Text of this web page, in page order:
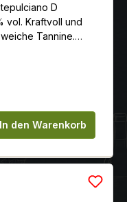
D
vol. Kraftvoll und
Tannine.
kaufen.
den
In den Warenkorb